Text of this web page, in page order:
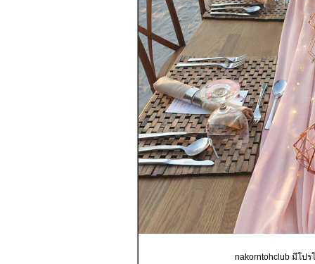
nakorntohclub มีโป